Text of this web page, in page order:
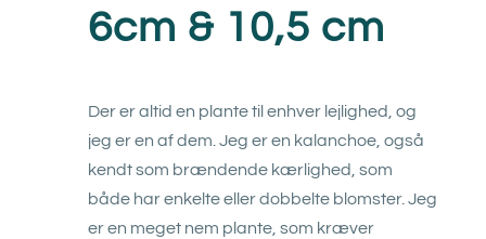
6cm & 10,5 cm
Der er altid en plante til enhver lejlighed, og
jeg er en af dem. Jeg er en kalanchoe, også
kendt som brændende kærlighed, som
både har enkelte eller dobbelte blomster. Jeg
er en meget nem plante, som kræver